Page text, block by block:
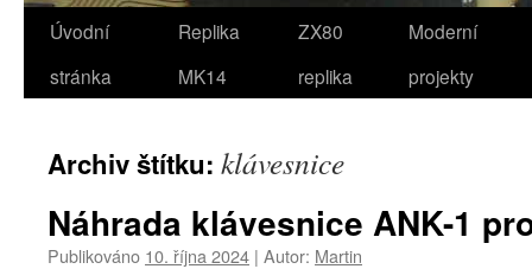
Úvodní
stránka
Replika
MK14
ZX80
replika
Moderní
projekty
Archiv štítku: klávesnice
Náhrada klávesnice ANK-1
Publikováno 10. října 2024 | Autor: Martin